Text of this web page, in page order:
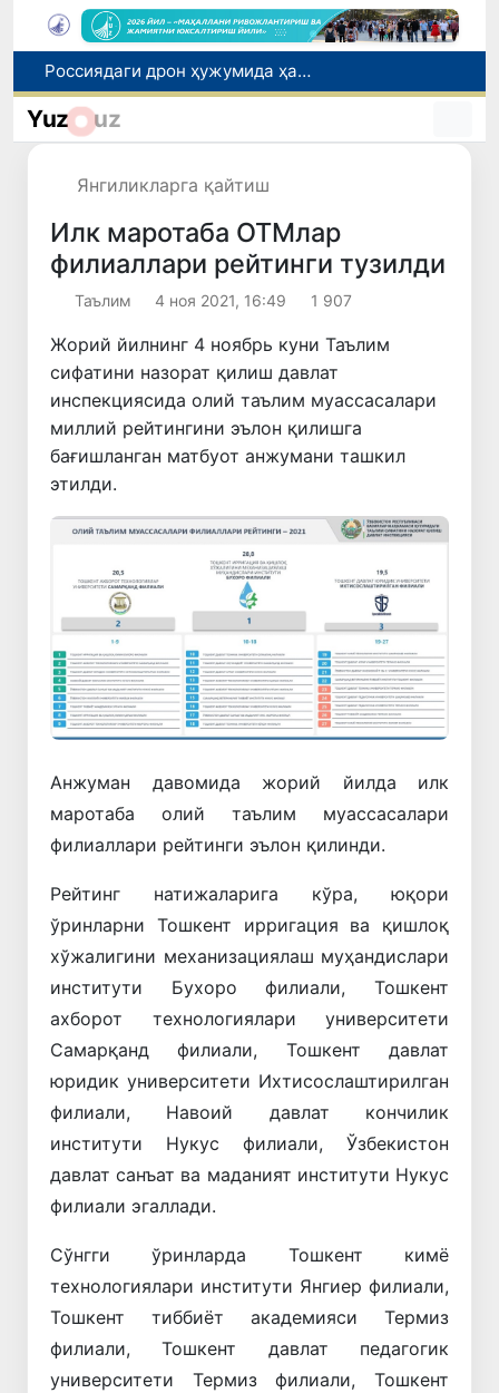
Хитой — Қирғизистон — Ўзбекистон темир йўли: Ўзбекистон учун янги имкониятлар эшиги очилмоқда
Тошкентда 70 минг доллар товламачилик қилган шахс қўлга олинди
Yuz uz
Янгиликларга қайтиш
Илк маротаба ОТМлар
филиаллари рейтинги тузилди
Таълим 4 ноя 2021, 16:49 1 907
Жорий йилнинг 4 ноябрь куни Таълим
сифатини назорат қилиш давлат
инспекциясида олий таълим муассасалари
миллий рейтингини эълон қилишга
бағишланган матбуот анжумани ташкил
этилди.
Анжуман давомида жорий йилда илк
маротаба олий таълим муассасалари
филиаллари рейтинги эълон қилинди.
Рейтинг натижаларига кўра, юқори
ўринларни Тошкент ирригация ва қишлоқ
хўжалигини механизациялаш муҳандислари
институти Бухоро филиали, Тошкент
ахборот технологиялари университети
Самарқанд филиали, Тошкент давлат
юридик университети Ихтисослаштирилган
филиали, Навоий давлат кончилик
институти Нукус филиали, Ўзбекистон
давлат санъат ва маданият институти Нукус
филиали эгаллади.
Сўнгги ўринларда Тошкент кимё
технологиялари институти Янгиер филиали,
Тошкент тиббиёт академияси Термиз
филиали, Тошкент давлат педагогик
университети Термиз филиали, Тошкент